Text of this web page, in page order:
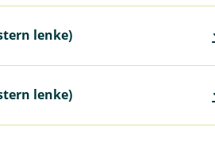
lenke)
lenke)